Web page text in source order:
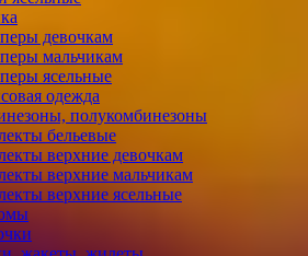
девочкам
мальчикам
ясельные
одежда
полукомбинезоны
бельевые
верхние девочкам
верхние мальчикам
верхние ясельные